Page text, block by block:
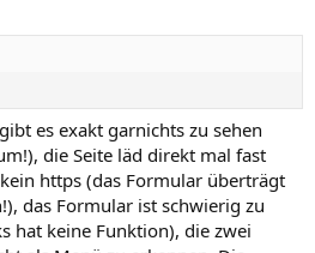
es exakt garnichts zu sehen
die Seite läd direkt mal fast
https (das Formular überträgt
das Formular ist schwierig zu
hat keine Funktion), die zwei